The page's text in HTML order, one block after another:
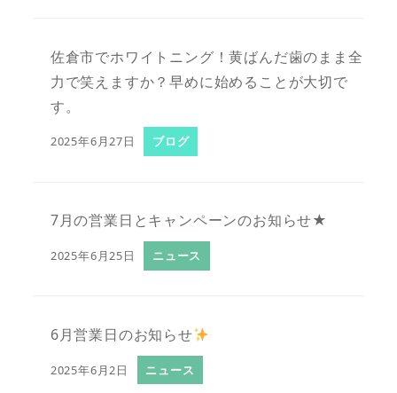
佐倉市でホワイトニング！黄ばんだ歯のまま全
力で笑えますか？早めに始めることが大切で
す。
2025年6月27日 ブログ
7月の営業日とキャンペーンのお知らせ★
2025年6月25日 ニュース
6月営業日のお知らせ
2025年6月2日 ニュース